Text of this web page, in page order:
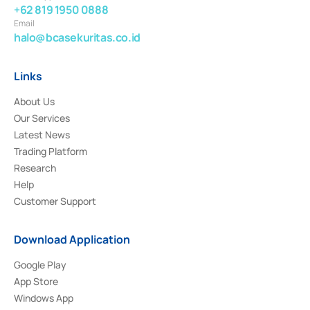
+62 819 1950 0888
Email
halo@bcasekuritas.co.id
Links
About Us
Our Services
Latest News
Trading Platform
Research
Help
Customer Support
Download Application
Google Play
App Store
Windows App